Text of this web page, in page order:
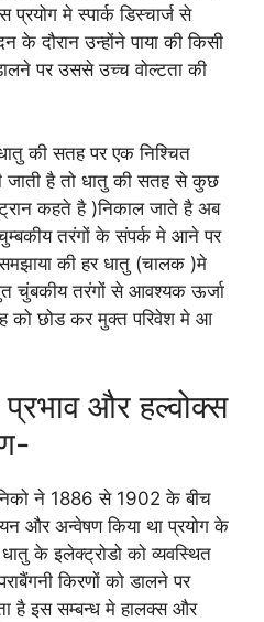
मे स्पार्क डिस्चार्ज से
के दौरान उन्होंने पाया की किसी
पर उससे उच्च वोल्टता की
की सतह पर एक निश्चित
जाती है तो धातु की सतह से कुछ
कहते है )निकाल जाते है अब
चुम्बकीय तरंगों के संपर्क मे आने पर
की हर धातु (चालक )मे
चुंबकीय तरंगों से आवश्यक ऊर्जा
को छोड कर मुक्त परिवेश मे आ
और हल्वोक्स
ने 1886 से 1902 के बीच
और अन्वेषण किया था प्रयोग के
धातु के इलेक्ट्रोडो को व्यवस्थित
किरणों को डालने पर
है इस सम्बन्ध मे हालक्स और